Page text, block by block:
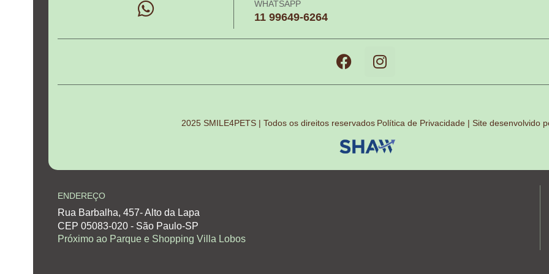
WHATSAPP
11 99649-6264
2025 SMILE4PETS | Todos os direitos reservados Política de Privacidade | Site desenvolvido
ENDEREÇO
Rua Barbalha, 457- Alto da Lapa
CEP 05083-020 - São Paulo-SP
Próximo ao Parque e Shopping Villa Lobos